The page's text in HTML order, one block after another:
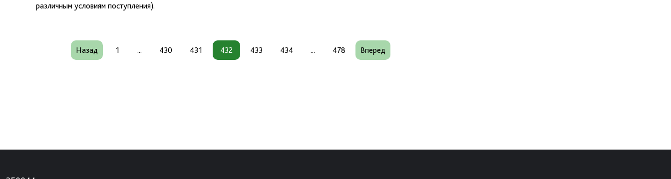
различным условиям поступления).
Назад 1 ... 430 431 432 433 434 ... 478 Вперед